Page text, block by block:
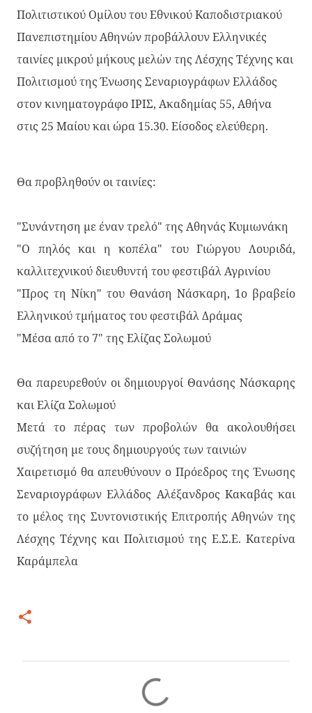
Πολιτιστικού Ομίλου του Εθνικού Καποδιστριακού
Πανεπιστημίου Αθηνών προβάλλουν Ελληνικές
ταινίες μικρού μήκους μελών της Λέσχης Τέχνης και
Πολιτισμού της Ένωσης Σεναριογράφων Ελλάδος
στον κινηματογράφο ΙΡΙΣ, Ακαδημίας 55, Αθήνα
στις 25 Μαίου και ώρα 15.30. Είσοδος ελεύθερη.
Θα προβληθούν οι ταινίες:
"Συνάντηση με έναν τρελό" της Αθηνάς Κυμιωνάκη
"Ο πηλός και η κοπέλα" του Γιώργου Λουριδά,
καλλιτεχνικού διευθυντή του φεστιβάλ Αγρινίου
"Προς τη Νίκη" του Θανάση Νάσκαρη, 1ο βραβείο
Ελληνικού τμήματος του φεστιβάλ Δράμας
"Μέσα από το 7" της Ελίζας Σολωμού
Θα παρευρεθούν οι δημιουργοί Θανάσης Νάσκαρης
και Ελίζα Σολωμού
Μετά το πέρας των προβολών θα ακολουθήσει
συζήτηση με τους δημιουργούς των ταινιών
Χαιρετισμό θα απευθύνουν ο Πρόεδρος της Ένωσης
Σεναριογράφων Ελλάδος Αλέξανδρος Κακαβάς και
το μέλος της Συντονιστικής Επιτροπής Αθηνών της
Λέσχης Τέχνης και Πολιτισμού της Ε.Σ.Ε. Κατερίνα
Καράμπελα